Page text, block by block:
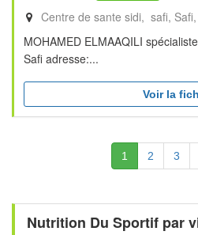
Centre de sante sidi, safi Safi
MOHAMED ELMAAQILI
Safi adresse:...
Voir la
1 (Actuelle)
2 3
Nutrition Du Sportif par